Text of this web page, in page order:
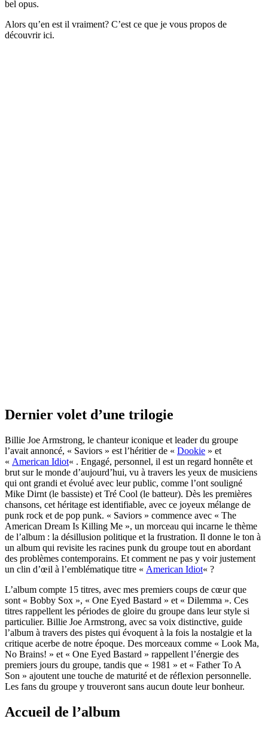
bel opus.
Alors qu’en est il vraiment? C’est ce que je vous propos de
découvrir ici.
Dernier volet d’une trilogie
Billie Joe Armstrong, le chanteur iconique et leader du groupe
l’avait annoncé, « Saviors » est l’héritier de « Dookie » et
« American Idiot« . Engagé, personnel, il est un regard honnête et
brut sur le monde d’aujourd’hui, vu à travers les yeux de musiciens
qui ont grandi et évolué avec leur public, comme l’ont souligné
Mike Dirnt (le bassiste) et Tré Cool (le batteur). Dès les premières
chansons, cet héritage est identifiable, avec ce joyeux mélange de
punk rock et de pop punk. « Saviors » commence avec « The
American Dream Is Killing Me », un morceau qui incarne le thème
de l’album : la désillusion politique et la frustration. Il donne le ton à
un album qui revisite les racines punk du groupe tout en abordant
des problèmes contemporains. Et comment ne pas y voir justement
un clin d’œil à l’emblématique titre « American Idiot« ?
L’album compte 15 titres, avec mes premiers coups de cœur que
sont « Bobby Sox », « One Eyed Bastard » et « Dilemma ». Ces
titres rappellent les périodes de gloire du groupe dans leur style si
particulier. Billie Joe Armstrong, avec sa voix distinctive, guide
l’album à travers des pistes qui évoquent à la fois la nostalgie et la
critique acerbe de notre époque. Des morceaux comme « Look Ma,
No Brains! » et « One Eyed Bastard » rappellent l’énergie des
premiers jours du groupe, tandis que « 1981 » et « Father To A
Son » ajoutent une touche de maturité et de réflexion personnelle.
Les fans du groupe y trouveront sans aucun doute leur bonheur.
Accueil de l’album